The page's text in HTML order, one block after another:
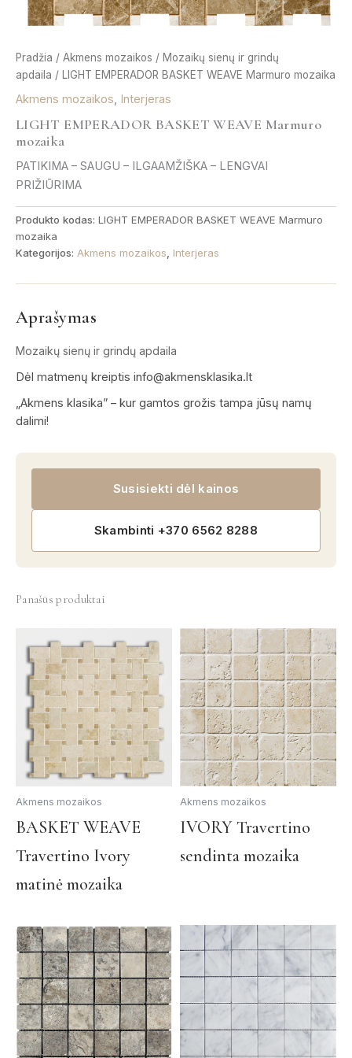
Pradžia / Akmens mozaikos / Mozaikų sienų ir grindų
apdaila / LIGHT EMPERADOR BASKET WEAVE Marmuro mozaika
Akmens mozaikos, Interjeras
LIGHT EMPERADOR BASKET WEAVE Marmuro
mozaika
PATIKIMA – SAUGU – ILGAAMŽIŠKA – LENGVAI
PRIŽIŪRIMA
Produkto kodas: LIGHT EMPERADOR BASKET WEAVE Marmuro
mozaika
Kategorijos: Akmens mozaikos, Interjeras
Aprašymas
Mozaikų sienų ir grindų apdaila
Dėl matmenų kreiptis info@akmensklasika.lt
„Akmens klasika” – kur gamtos grožis tampa jūsų namų
dalimi!
Susisiekti dėl kainos
Skambinti +370 6562 8288
Panašūs produktai
Akmens mozaikos
BASKET WEAVE
Travertino Ivory
matinė mozaika
This
has
options
may
be
chosen
on
the
product
Akmens mozaikos
IVORY Travertino
sendinta mozaika
be
the